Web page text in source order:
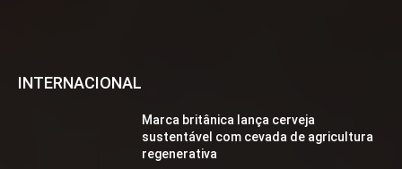
INTERNACIONAL
Marca britânica lança cerveja
sustentável com cevada de agricultura
regenerativa